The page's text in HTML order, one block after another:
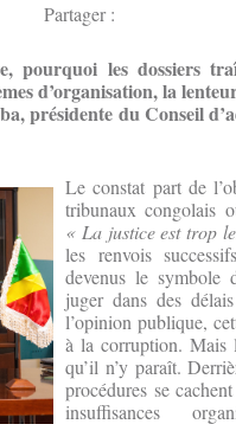
Partager :
pourquoi les dossiers
d’organisation, la
présidente du Conseil
Le constat part de
tribunaux congolais
« La justice est trop
les renvois
devenus le symbole
juger dans des
l’opinion publique,
à la corruption. Mais
qu’il n’y paraît.
procédures se
insuffisances